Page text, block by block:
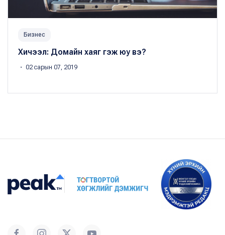
Бизнес
Хичээл: Домайн хаяг гэж юу вэ?
・ 02 сарын 07, 2019